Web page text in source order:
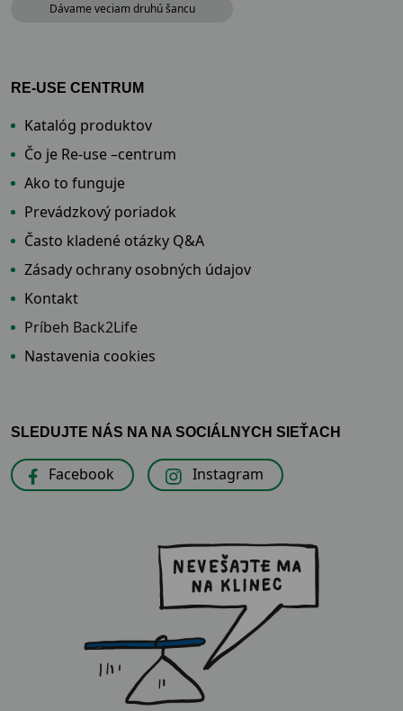
Dávame veciam druhú šancu
RE-USE CENTRUM
Katalóg produktov
Čo je Re-use –centrum
Ako to funguje
Prevádzkový poriadok
Často kladené otázky Q&A
Zásady ochrany osobných údajov
Kontakt
Príbeh Back2Life
Nastavenia cookies
SLEDUJTE NÁS NA NA SOCIÁLNYCH SIEŤACH
Facebook Instagram